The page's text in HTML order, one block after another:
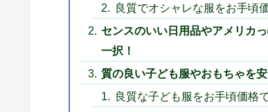
良質でオシャレな服をお手頃
センスのいい日用品やアメリカ
一択！
質の良い子ども服やおもちゃを
良質な子ども服をお手頃価格